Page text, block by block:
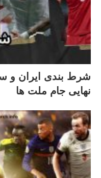
شرط بندی ایران و
نهایی جام ملت ها